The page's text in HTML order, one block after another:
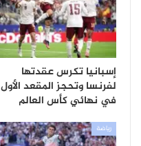
إسبانيا تكرس عقدتها
لفرنسا وتحجز المقعد الأول
في نهائي كأس العالم
رياضة